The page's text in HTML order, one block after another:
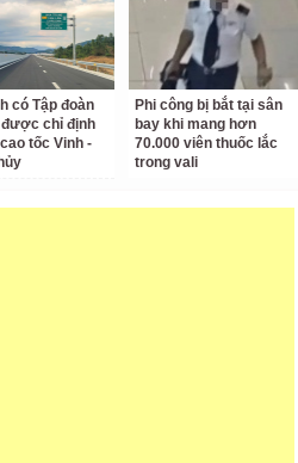
có Tập đoàn
chỉ định
tốc Vinh -
Phi công bị bắt tại sân
bay khi mang hơn
70.000 viên thuốc lắc
trong vali